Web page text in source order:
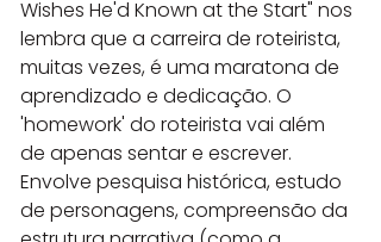
Wishes He'd Known at the Start" nos
lembra que a carreira de roteirista,
muitas vezes, é uma maratona de
aprendizado e dedicação. O
'homework' do roteirista vai além
de apenas sentar e escrever.
Envolve pesquisa histórica, estudo
de personagens, compreensão da